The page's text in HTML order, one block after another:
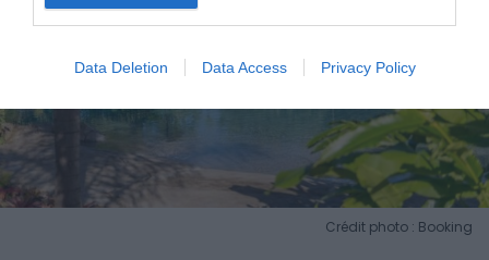
Data Deletion Data Access Privacy Policy
Crédit photo : Booking